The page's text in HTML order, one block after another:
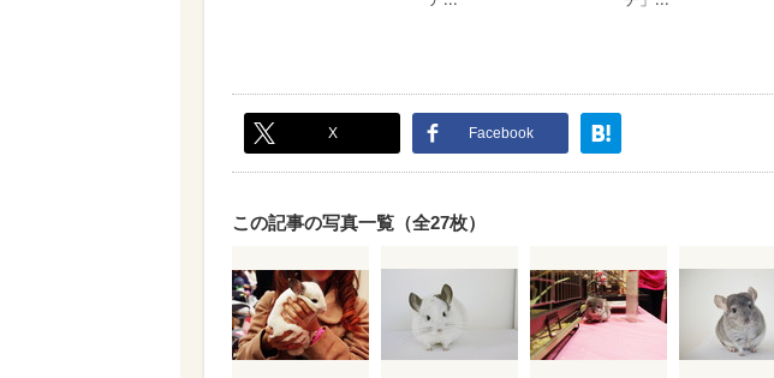
X Facebook
この記事の写真一覧（全27枚）